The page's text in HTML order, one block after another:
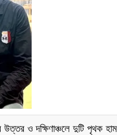
ও দক্ষিণাঞ্চলে দুটি পৃথক